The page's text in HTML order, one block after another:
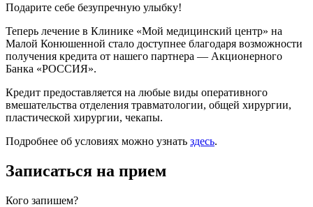
Подарите себе безупречную улыбку!
Теперь лечение в Клинике «Мой медицинский центр» на
Малой Конюшенной стало доступнее благодаря возможности
получения кредита от нашего партнера — Акционерного
Банка «РОССИЯ».
Кредит предоставляется на любые виды оперативного
вмешательства отделения травматологии, общей хирургии,
пластической хирургии, чекапы.
Подробнее об условиях можно узнать здесь.
Записаться на прием
Кого запишем?